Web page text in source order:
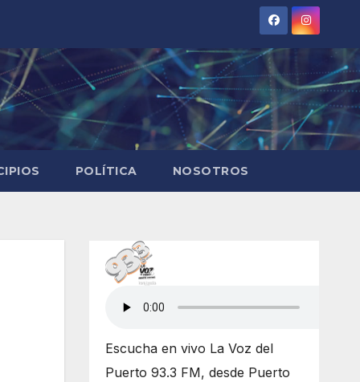
POLÍTICA NOSOTROS
Escucha en vivo La Voz del
Puerto 93.3 FM, desde Puerto